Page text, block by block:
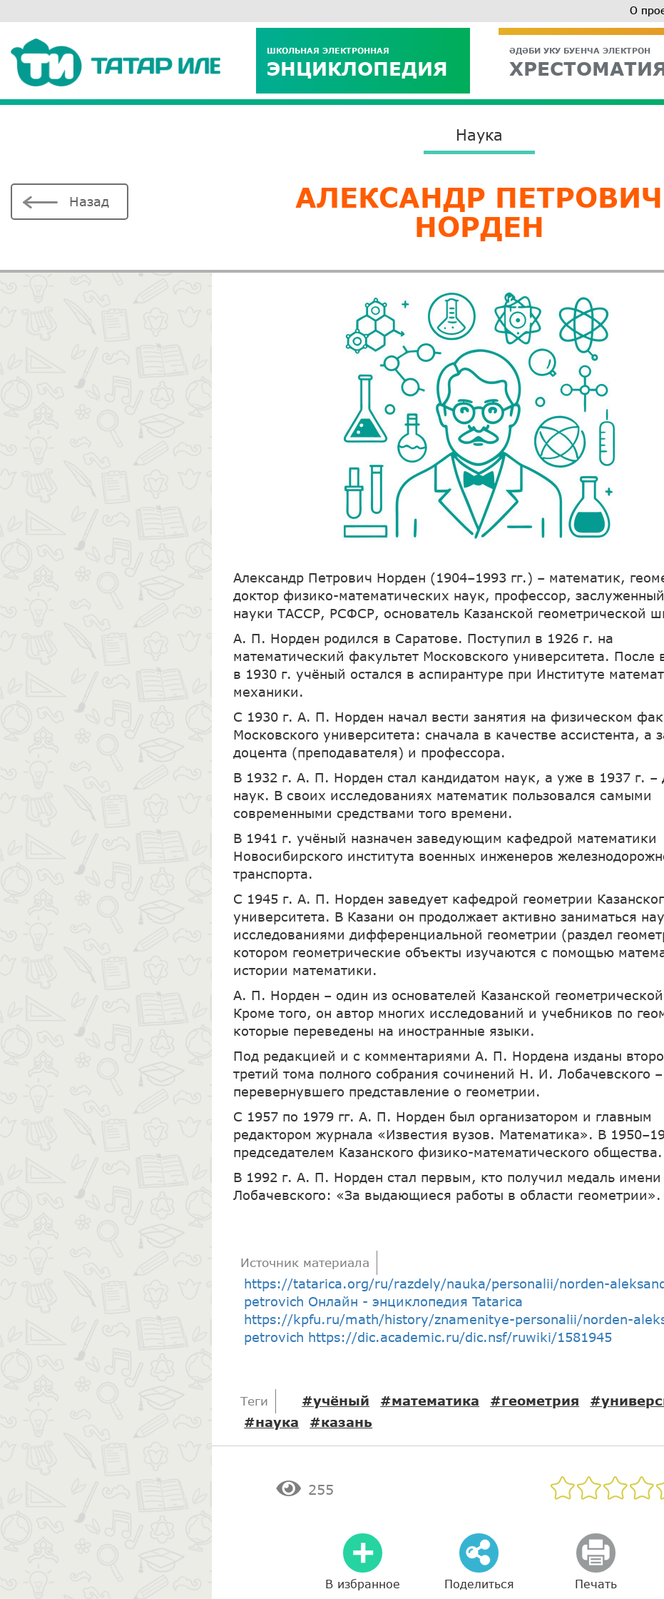
О
ШКОЛЬНАЯ ЭЛЕКТРОННАЯ
ЭНЦИКЛОПЕДИЯ
ӘДӘБИ УКУ БУЕНЧА ЭЛЕКТРОН
Назад
Наука
АЛЕКСАНДР ПЕТРОВИЧ
НОРДЕН
Александр Петрович Норден (1904–1993 гг.) – математик,
доктор физико-математических наук, профессор,
науки ТАССР, РСФСР, основатель Казанской геометрической
А. П. Норден родился в Саратове. Поступил в 1926 г. на
математический факультет Московского университета. После
в 1930 г. учёный остался в аспирантуре при Институте
механики.
С 1930 г. А. П. Норден начал вести занятия на физическом
Московского университета: сначала в качестве ассистента, а
доцента (преподавателя) и профессора.
В 1932 г. А. П. Норден стал кандидатом наук, а уже в 1937 г. –
наук. В своих исследованиях математик пользовался самыми
современными средствами того времени.
В 1941 г. учёный назначен заведующим кафедрой математики
Новосибирского института военных инженеров
транспорта.
С 1945 г. А. П. Норден заведует кафедрой геометрии
университета. В Казани он продолжает активно заниматься
исследованиями дифференциальной геометрии (раздел
котором геометрические объекты изучаются с помощью
истории математики.
А. П. Норден – один из основателей Казанской
Кроме того, он автор многих исследований и учебников по
которые переведены на иностранные языки.
Под редакцией и с комментариями А. П. Нордена изданы
третий тома полного собрания сочинений Н. И. Лобачевского –
перевернувшего представление о геометрии.
С 1957 по 1979 гг. А. П. Норден был организатором и главным
редактором журнала «Известия вузов. Математика». В
председателем Казанского физико-математического общества.
В 1992 г. А. П. Норден стал первым, кто получил медаль
Лобачевского: «За выдающиеся работы в области геометрии».
Источник материала
https://tatarica.org/ru/razdely/nauka/personalii/norden-
petrovich Онлайн - энциклопедия Tatarica
https://kpfu.ru/math/history/znamenitye-personalii/norden-
petrovich https://dic.academic.ru/dic.nsf/ruwiki/1581945
Теги #учёный #математика #геометрия
#наука
#казань
255
В избранное Поделиться Печать